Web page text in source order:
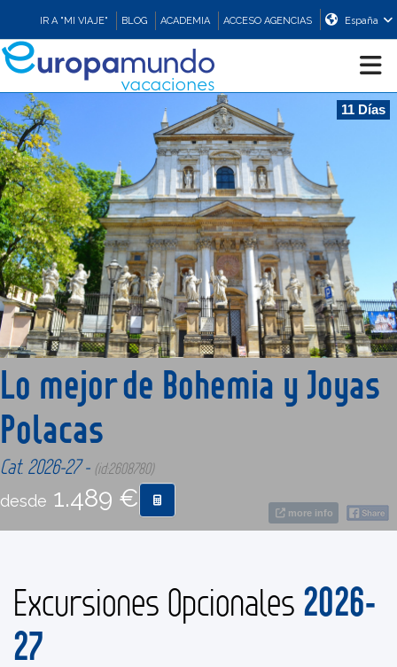
IR A "MI VIAJE" BLOG ACADEMIA ACCESO AGENCIAS España
CRUCEROS
EUROPA
ASIA
ORIENTE
PROMOCIONES
COMPRAR
11 Días
more info
Lo mejor de Bohemia y Joyas
Polacas
Cat. 2026-27 - (id:2608780)
desde 1.489 €
Excursiones Opcionales 2026-
27